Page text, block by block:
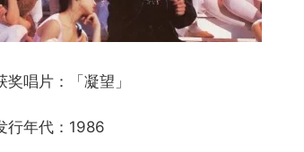
奖唱片：「凝望」
行年代：1986